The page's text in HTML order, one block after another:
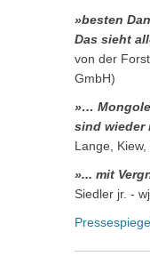
»besten
Das sieht
von der
GmbH)
»…
sind wieder
Lange,
»... mit
Siedler jr. -